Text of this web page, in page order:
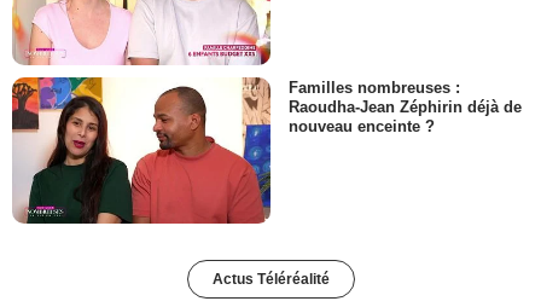
Familles nombreuses :
Raoudha-Jean Zéphirin déjà de
nouveau enceinte ?
Actus Téléréalité